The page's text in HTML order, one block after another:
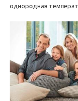
однородная